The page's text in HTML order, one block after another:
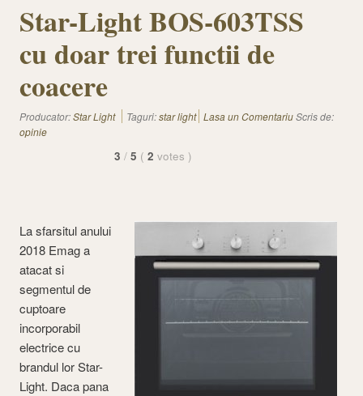
Star-Light BOS-603TSS
cu doar trei functii de
coacere
Producator:Star Light Taguri:star light Lasa un ComentariuScris de:
opinie
3 / 5 ( 2 votes )
La sfarsitul anului
2018 Emag a
atacat si
segmentul de
cuptoare
incorporabil
electrice cu
brandul lor Star-
Light. Daca pana